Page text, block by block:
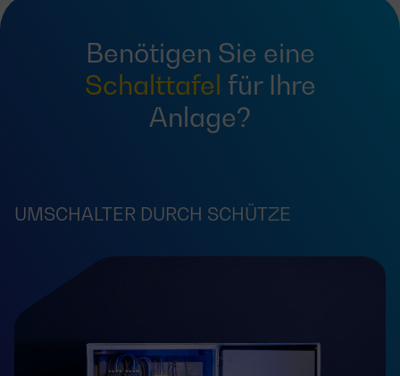
Benötigen Sie eine
Schalttafel für Ihre
Anlage?
UMSCHALTER DURCH SCHÜTZE